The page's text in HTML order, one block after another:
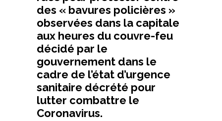
des « bavures policières »
observées dans la capitale
aux heures du couvre-feu
décidé par le
gouvernement dans le
cadre de l’état d’urgence
sanitaire décrété pour
lutter combattre le
Coronavirus.